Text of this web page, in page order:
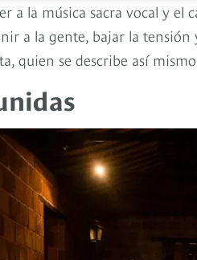
a la música sacra vocal y
a la gente, bajar la
quien se describe así